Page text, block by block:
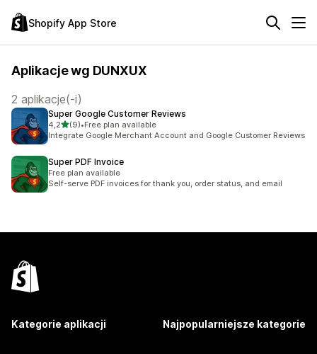
Shopify App Store
Aplikacje wg DUNXUX
2 aplikacje(-i)
Super Google Customer Reviews
4,2na 5 gwiazdek
(9)
Łączna liczba recenzji: 9
•Free plan available
Integrate Google Merchant Account and Google Customer Reviews
Super PDF Invoice
Free plan available
Self-serve PDF invoices for thank you, order status, and email
Kategorie aplikacji Najpopularniejsze kategorie